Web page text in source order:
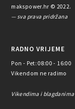
makspower.hr © 2022.
— sva prava pridržana
RADNO VRIJEME
Pon - Pet: 08:00 - 16:00
Vikendom ne radimo
Vikendima i